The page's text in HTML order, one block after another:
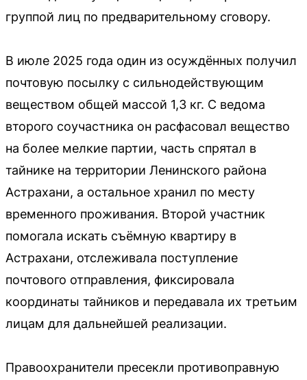
группой лиц по предварительному сговору.
В июле 2025 года один из осуждённых получил
почтовую посылку с сильнодействующим
веществом общей массой 1,3 кг. С ведома
второго соучастника он расфасовал вещество
на более мелкие партии, часть спрятал в
тайнике на территории Ленинского района
Астрахани, а остальное хранил по месту
временного проживания. Второй участник
помогала искать съёмную квартиру в
Астрахани, отслеживала поступление
почтового отправления, фиксировала
координаты тайников и передавала их третьим
лицам для дальнейшей реализации.
Правоохранители пресекли противоправную